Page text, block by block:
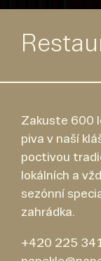
Zakuste 600
piva v naší
poctivou
lokálních a
sezónní
zahrádka.
+420 225